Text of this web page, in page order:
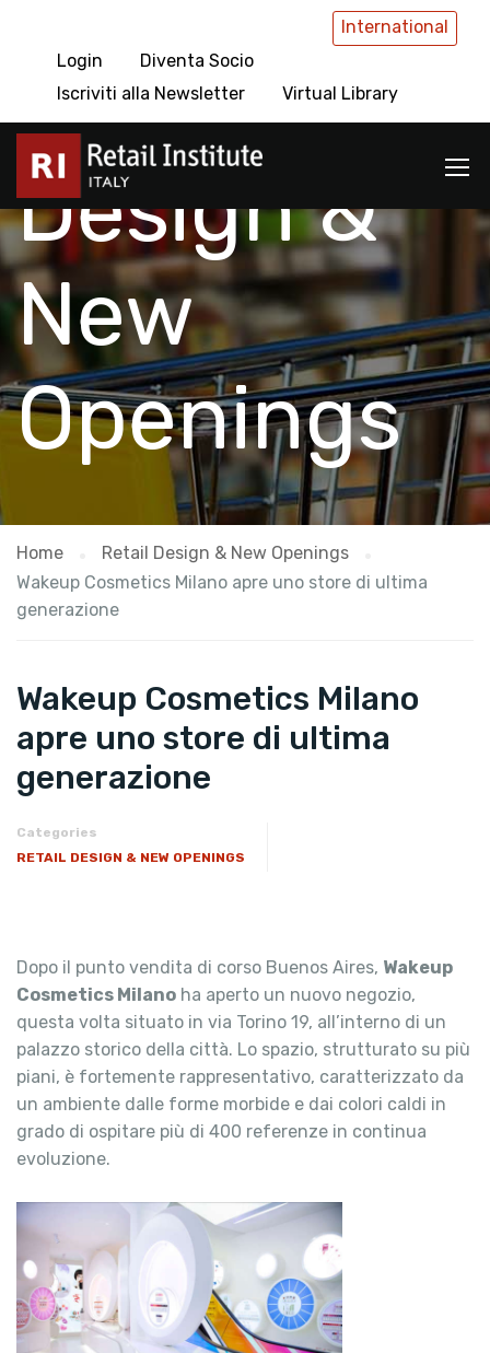
International
Login
Diventa Socio
Iscriviti alla Newsletter
Virtual Library
Retail
Design &
New
Openings
Home
Retail Design & New Openings
Wakeup Cosmetics Milano apre uno store di ultima
generazione
Wakeup Cosmetics Milano
apre uno store di ultima
generazione
Categories
RETAIL DESIGN & NEW OPENINGS
Dopo il punto vendita di corso Buenos Aires, Wakeup
Cosmetics Milano ha aperto un nuovo negozio,
questa volta situato in via Torino 19, all’interno di un
palazzo storico della città. Lo spazio, strutturato su più
piani, è fortemente rappresentativo, caratterizzato da
un ambiente dalle forme morbide e dai colori caldi in
grado di ospitare più di 400 referenze in continua
evoluzione.